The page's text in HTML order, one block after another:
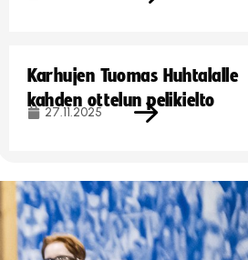
Karhujen Tuomas Huhtalalle
kahden ottelun pelikielto
27.11.2025